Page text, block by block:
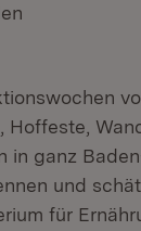
Hoffeste,
in ganz
und
für